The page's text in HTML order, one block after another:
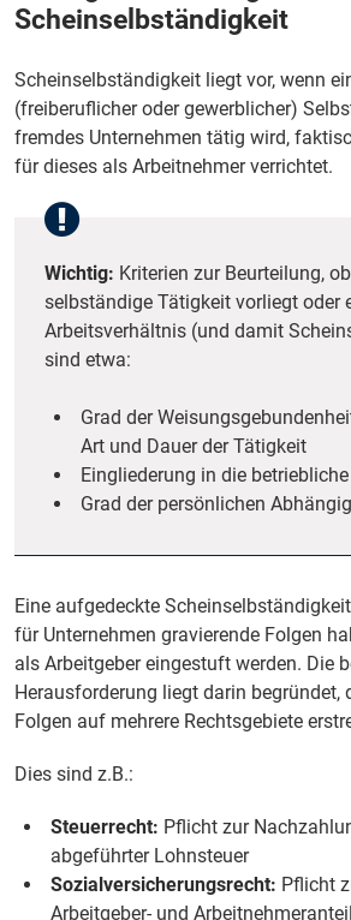
Scheinselbständigkeit
Scheinselbständigkeit liegt vor, wenn
(freiberuflicher oder gewerblicher)
fremdes Unternehmen tätig wird,
für dieses als Arbeitnehmer verrichtet.
Wichtig: Kriterien zur Beurteilung,
selbständige Tätigkeit vorliegt oder
Arbeitsverhältnis (und damit
sind etwa:
Grad der
Art und Dauer der Tätigkeit
Eingliederung in die
Grad der persönlichen
Eine aufgedeckte
für Unternehmen gravierende Folgen
als Arbeitgeber eingestuft werden. Die
Herausforderung liegt darin begründet,
Folgen auf mehrere Rechtsgebiete
Dies sind z.B.:
Steuerrecht: Pflicht zur
abgeführter Lohnsteuer
Sozialversicherungsrecht: Pflicht
Arbeitgeber- und